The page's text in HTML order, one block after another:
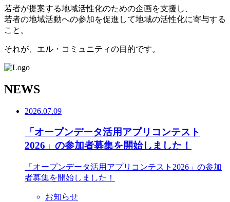
若者が提案する地域活性化のための企画を支援し、
若者の地域活動への参加を促進して地域の活性化に寄与する
こと。
それが、エル・コミュニティの目的です。
NEWS
2026.07.09
「オープンデータ活用アプリコンテスト
2026」の参加者募集を開始しました！
「オープンデータ活用アプリコンテスト2026」の参加
者募集を開始しました！
お知らせ